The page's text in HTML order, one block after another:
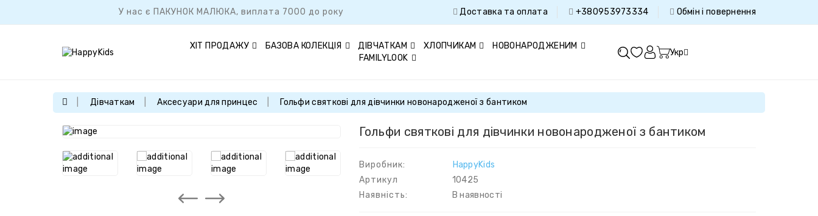
У нас є ПАКУНОК МАЛЮКА, виплата 7000 до року Доставка та оплата +380953973334 Oбмін і повернення
ХІТ ПРОДАЖУ БАЗОВА КОЛЕКЦІЯ ДІВЧАТКАМ ХЛОПЧИКАМ
НОВОНАРОДЖЕНИМ
FAMILYLOOK
Укр
Дівчаткам Аксесуари для принцес Гольфи святкові для дівчинки новонародженої з бантиком
Гольфи святкові для дівчинки новонародженої з бантиком
Виробник:
HappyKids
Артикул
10425
Наявність:
В наявності